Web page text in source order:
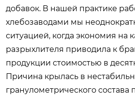
добавок. В нашей практике
хлебозаводами мы
ситуацией, когда экономия на
разрыхлителя приводила к
продукции стоимостью в
Причина крылась в
гранулометрического состава